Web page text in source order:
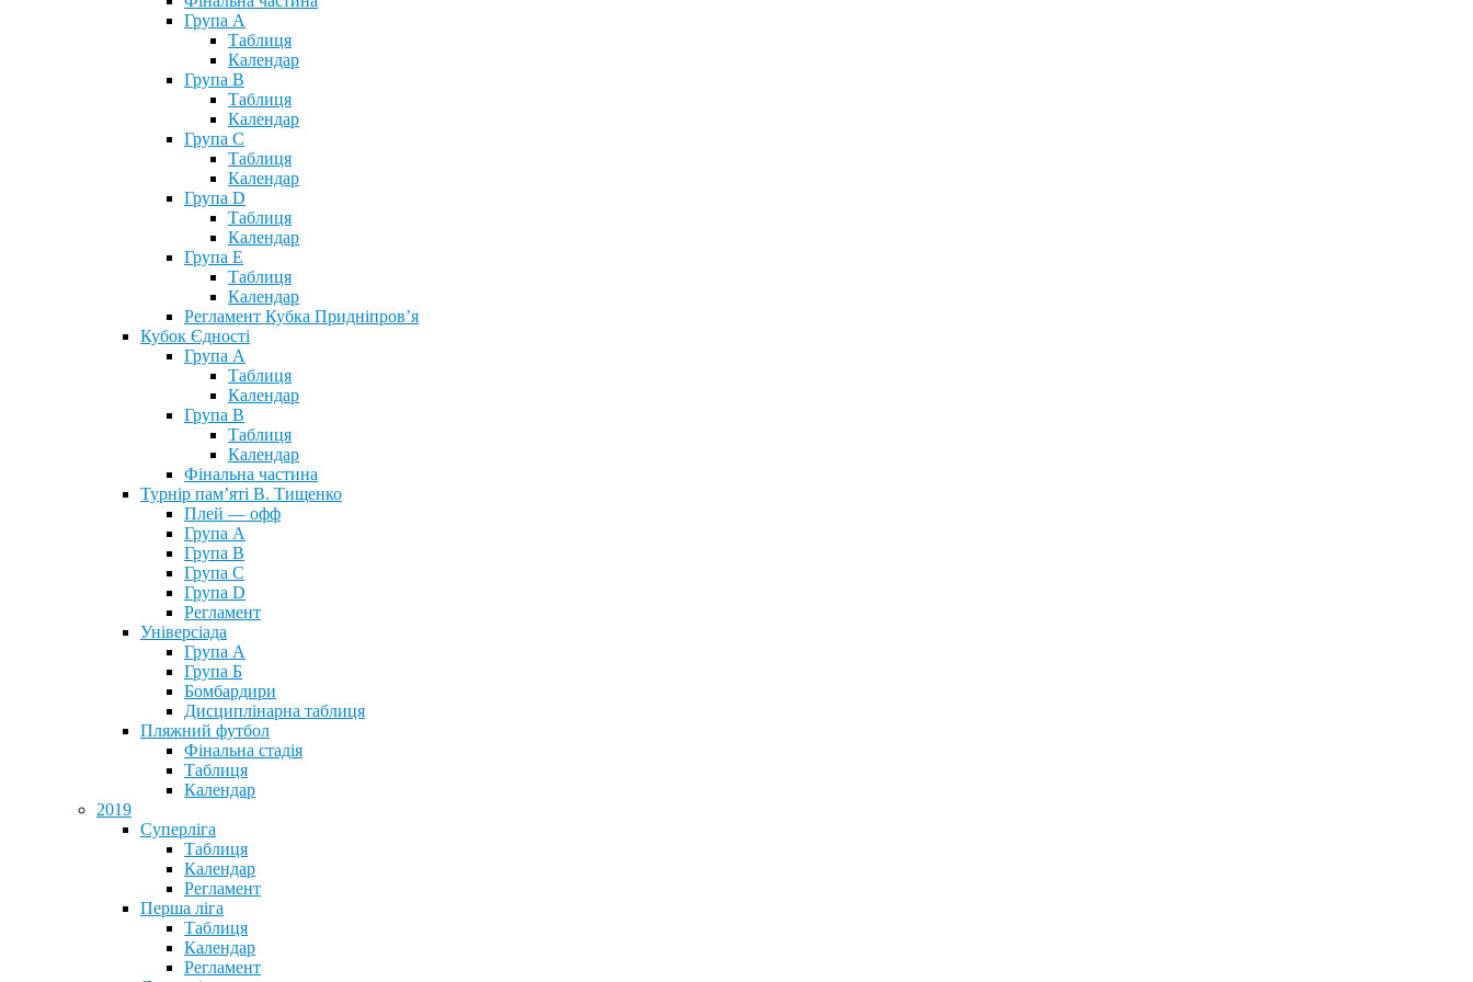
Група А
Таблиця
Календар
Група В
Таблиця
Календар
Група С
Таблиця
Календар
Група D
Таблиця
Календар
Група Е
Таблиця
Календар
Регламент Кубка Придніпров’я
Кубок Єдності
Група А
Таблиця
Календар
Група В
Таблиця
Календар
Фінальна частина
Турнір пам’яті В. Тищенко
Плей — офф
Група А
Група B
Група С
Група D
Регламент
Універсіада
Група А
Група Б
Бомбардири
Дисциплінарна таблиця
Пляжний футбол
Фінальна стадія
Таблиця
Календар
2019
Суперліга
Таблиця
Календар
Регламент
Перша ліга
Таблиця
Календар
Регламент